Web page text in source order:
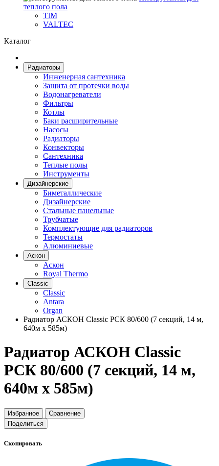
теплого пола
TIM
VALTEC
Каталог
Радиаторы
Инженерная сантехника
Защита от протечки воды
Водонагреватели
Фильтры
Котлы
Баки расширительные
Насосы
Радиаторы
Конвекторы
Сантехника
Теплые полы
Инструменты
Дизайнерские
Биметаллические
Дизайнерские
Стальные панельные
Трубчатые
Комплектующие для радиаторов
Термостаты
Алюминиевые
Аскон
Аскон
Royal Thermo
Classic
Classic
Antara
Organ
Радиатор АСКОН Classic РСК 80/600 (7 секций, 14 м,
640м х 585м)
Радиатор АСКОН Classic
РСК 80/600 (7 секций, 14 м,
640м х 585м)
Избранное
Сравнение
Поделиться
Скопировать